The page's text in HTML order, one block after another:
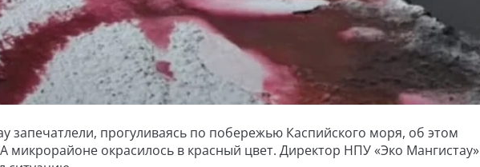
запечатлели, прогуливаясь по побережью Каспийского моря, об этом
микрорайоне окрасилось в красный цвет. Директор НПУ «Эко Мангистау»